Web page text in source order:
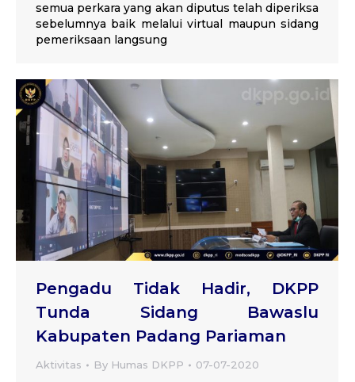
semua perkara yang akan diputus telah diperiksa
sebelumnya baik melalui virtual maupun sidang
pemeriksaan langsung
Pengadu Tidak Hadir, DKPP
Tunda Sidang Bawaslu
Kabupaten Padang Pariaman
Aktivitas By Humas DKPP 07-07-2020